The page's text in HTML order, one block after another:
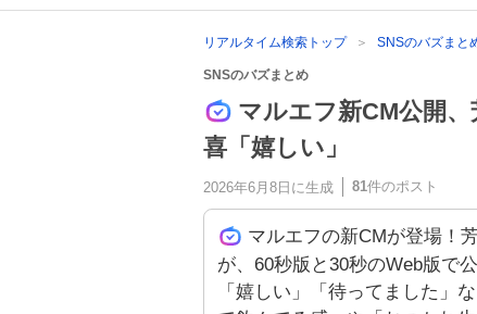
リアルタイム検索トップ SNSのバズまと
SNSのバズまとめ
マルエフ新CM公開
喜「嬉しい」
2026年6月8日 に生成 81件のポスト
マルエフの新CMが登場！
が、60秒版と30秒のWeb版で
「嬉しい」「待ってました」